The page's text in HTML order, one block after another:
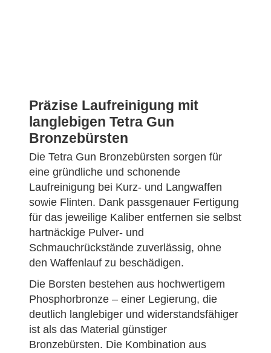
Präzise Laufreinigung mit
langlebigen Tetra Gun
Bronzebürsten
Die Tetra Gun Bronzebürsten sorgen für
eine gründliche und schonende
Laufreinigung bei Kurz- und Langwaffen
sowie Flinten. Dank passgenauer Fertigung
für das jeweilige Kaliber entfernen sie selbst
hartnäckige Pulver- und
Schmauchrückstände zuverlässig, ohne
den Waffenlauf zu beschädigen.
Die Borsten bestehen aus hochwertigem
Phosphorbronze – einer Legierung, die
deutlich langlebiger und widerstandsfähiger
ist als das Material günstiger
Bronzebürsten. Die Kombination aus